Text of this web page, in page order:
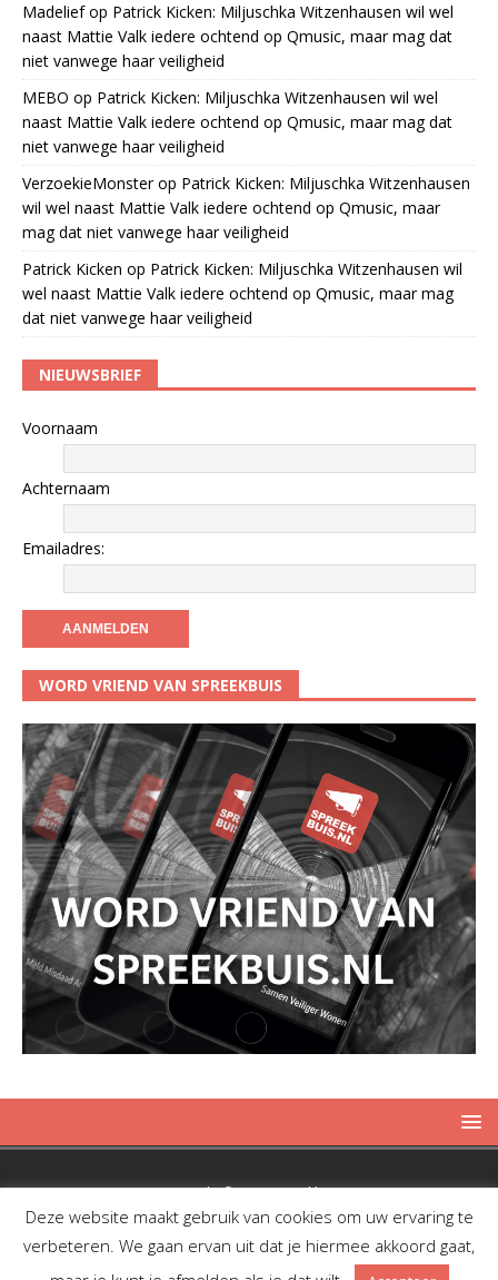
Madeliefop Patrick Kicken: Miljuschka Witzenhausen wil wel
naast Mattie Valk iedere ochtend op Qmusic, maar mag dat
niet vanwege haar veiligheid
MEBO op Patrick Kicken: Miljuschka Witzenhausen wil wel
naast Mattie Valk iedere ochtend op Qmusic, maar mag dat
niet vanwege haar veiligheid
VerzoekieMonsterop Patrick Kicken: Miljuschka Witzenhausen
wil wel naast Mattie Valk iedere ochtend op Qmusic, maar
mag dat niet vanwege haar veiligheid
Patrick Kicken op Patrick Kicken: Miljuschka Witzenhausen wil
wel naast Mattie Valk iedere ochtend op Qmusic, maar mag
dat niet vanwege haar veiligheid
NIEUWSBRIEF
Voornaam
Achternaam
Emailadres:
WORD VRIEND VAN SPREEKBUIS
Copyright © 2019 Spreekbuis
Deze website maakt gebruik van cookies om uw ervaring te
verbeteren. We gaan ervan uit dat je hiermee akkoord gaat,